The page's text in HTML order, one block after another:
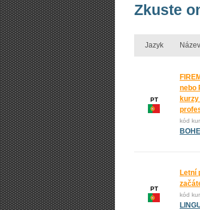
Zkuste
Jazyk
PT
nebo
kód
PT
Letní
kód